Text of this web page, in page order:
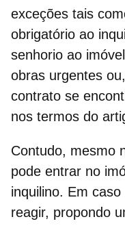
exceções tais
obrigatório ao
senhorio ao
obras urgentes
contrato se
nos termos do
Contudo, mesmo
pode entrar no
inquilino. Em
reagir, propondo